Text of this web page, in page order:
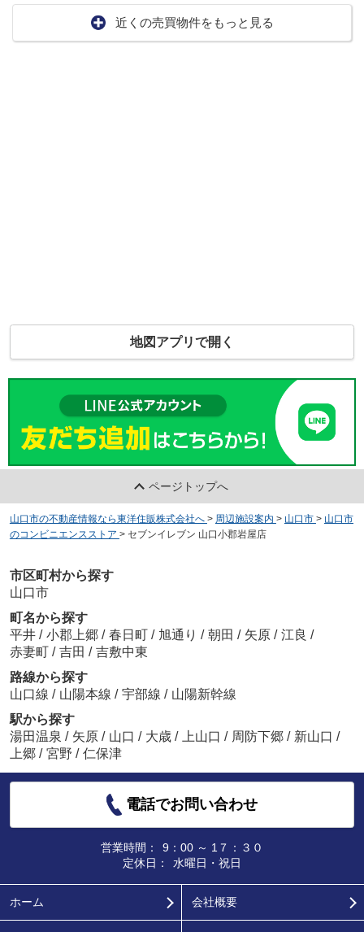
近くの売買物件をもっと見る
地図アプリで開く
ページトップへ
山口市の不動産情報なら東洋住販株式会社へ > 周辺施設案内 > 山口市 > 山口市
のコンビニエンスストア > セブンイレブン 山口小郡岩屋店
市区町村から探す
山口市
町名から探す
平井 / 小郡上郷 / 春日町 / 旭通り / 朝田 / 矢原 / 江良 /
赤妻町 / 吉田 / 吉敷中東
路線から探す
山口線 / 山陽本線 / 宇部線 / 山陽新幹線
駅から探す
湯田温泉 / 矢原 / 山口 / 大歳 / 上山口 / 周防下郷 / 新山口 /
上郷 / 宮野 / 仁保津
電話でお問い合わせ
営業時間：
9：00 ～ 1７：３０
定休日：
水曜日・祝日
ホーム 会社概要